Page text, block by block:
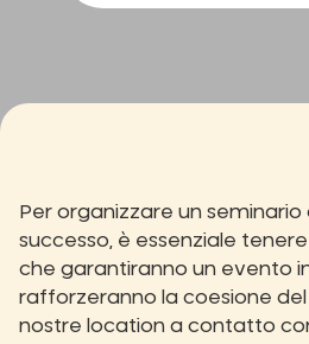
Per organizzare un seminario
successo, è essenziale
che garantiranno un evento
rafforzeranno la coesione
nostre location a contatto